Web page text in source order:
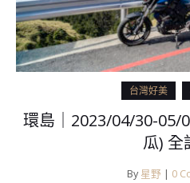
台灣好美
環島｜2023/04/30-05/
瓜) 全
By 星野 | 0